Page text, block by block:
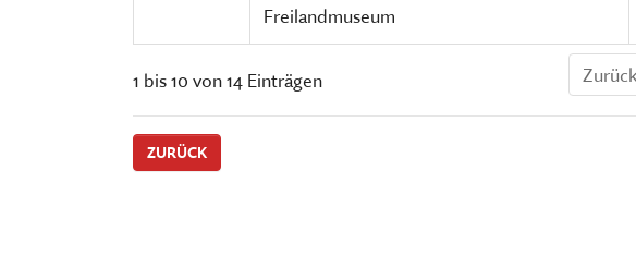
Freilandmuseum
1 bis 10 von 14 Einträgen Zurück
ZURÜCK